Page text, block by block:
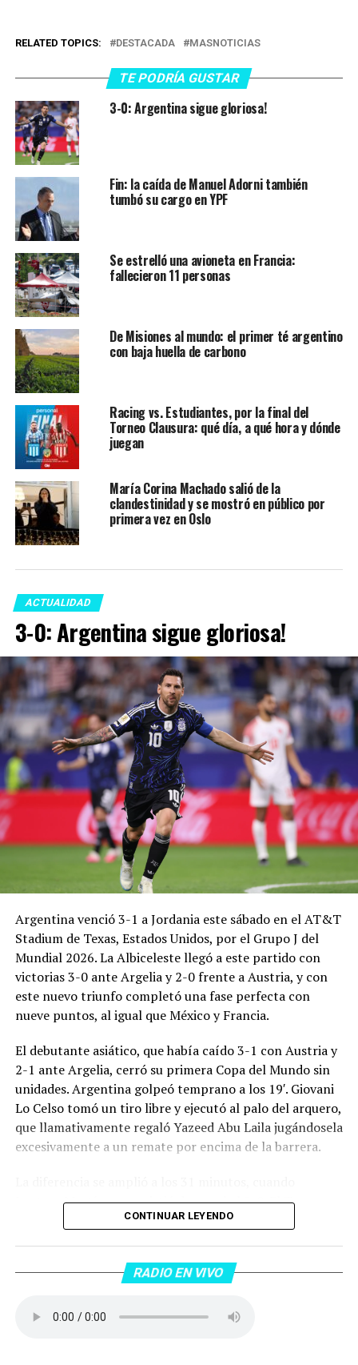
RELATED TOPICS: DESTACADA MASNOTICIAS
TE PODRÍA GUSTAR
3-0: Argentina sigue gloriosa!
Fin: la caída de Manuel Adorni también
tumbó su cargo en YPF
Se estrelló una avioneta en Francia:
fallecieron 11 personas
De Misiones al mundo: el primer té argentino
con baja huella de carbono
Racing vs. Estudiantes, por la final del
Torneo Clausura: qué día, a qué hora y dónde
juegan
María Corina Machado salió de la
clandestinidad y se mostró en público por
primera vez en Oslo
ACTUALIDAD
3-0: Argentina sigue gloriosa!
Argentina venció 3-1 a Jordania este sábado en el AT&T
Stadium de Texas, Estados Unidos, por el Grupo J del
Mundial 2026. La Albiceleste llegó a este partido con
victorias 3-0 ante Argelia y 2-0 frente a Austria, y con
este nuevo triunfo completó una fase perfecta con
nueve puntos, al igual que México y Francia.
El debutante asiático, que había caído 3-1 con Austria y
2-1 ante Argelia, cerró su primera Copa del Mundo sin
unidades. Argentina golpeó temprano a los 19′. Giovani
Lo Celso tomó un tiro libre y ejecutó al palo del arquero,
que llamativamente regaló Yazeed Abu Laila jugándosela
excesivamente a un remate por encima de la barrera.
Lautaro Martínez convirtió de penal el 2-0. El Toro
anotó su primer gol en Copas del Mundo, tras no
dentro del área sobre Marcos Senesi, que intentó ir a
una segunda pelota luego de un tiro en el travesaño del
patada en la cara del jugador jordano.
CONTINUAR LEYENDO
RADIO EN VIVO